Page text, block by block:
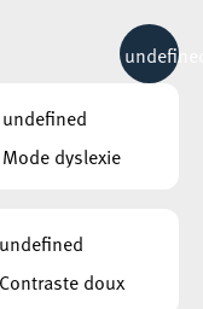
undefined
Mode dyslexie
undefined
Contraste doux